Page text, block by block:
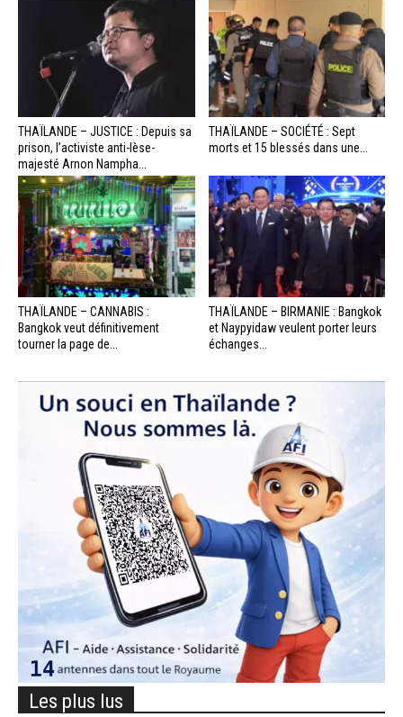
THAÏLANDE – JUSTICE : Depuis sa
prison, l’activiste anti-lèse-
majesté Arnon Nampha...
THAÏLANDE – SOCIÉTÉ : Sept
morts et 15 blessés dans une...
THAÏLANDE – CANNABIS :
Bangkok veut définitivement
tourner la page de...
THAÏLANDE – BIRMANIE : Bangkok
et Naypyidaw veulent porter leurs
échanges...
Les plus lus